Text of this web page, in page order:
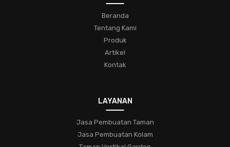
tipstamanhias
trikbertanam
hama
jasa-pembuatan-taman-di-bogor
jasa-pembuatan-taman-di-bekasi
Beranda
Tentang Kami
Produk
Artikel
Kontak
LAYANAN
Jasa Pembuatan Taman
Jasa Pembuatan Kolam